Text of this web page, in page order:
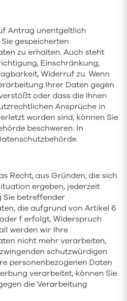
Antrag unentgeltlich
gespeicherten
zu erhalten. Auch steht
Einschränkung,
Widerruf zu. Wenn
Ihrer Daten gegen
oder dass die Ihnen
Ansprüche in
worden sind, können Sie
beschweren. In
Recht, aus Gründen, die sich
ergeben, jederzeit
Sie betreffender
die aufgrund von Artikel 6
f erfolgt, Widerspruch
werden wir Ihre
nicht mehr verarbeiten,
schutzwürdigen
personenbezogenen Daten
verarbeitet, können Sie
die Verarbeitung